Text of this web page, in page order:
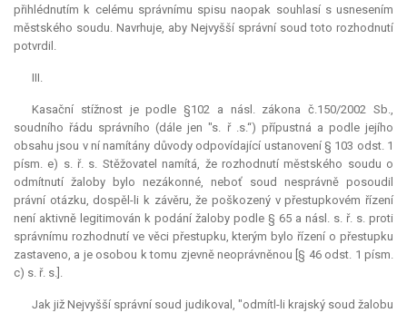
přihlédnutím k celému správnímu spisu naopak souhlasí s usnesením
městského soudu. Navrhuje, aby Nejvyšší správní soud toto rozhodnutí
potvrdil.
III.
Kasační stížnost je podle §102 a násl. zákona č.150/2002 Sb.,
soudního řádu správního (dále jen "s. ř .s.“) přípustná a podle jejího
obsahu jsou v ní namítány důvody odpovídající ustanovení § 103 odst. 1
písm. e) s. ř. s. Stěžovatel namítá, že rozhodnutí městského soudu o
odmítnutí žaloby bylo nezákonné, neboť soud nesprávně posoudil
právní otázku, dospěl-li k závěru, že poškozený v přestupkovém řízení
není aktivně legitimován k podání žaloby podle § 65 a násl. s. ř. s. proti
správnímu rozhodnutí ve věci přestupku, kterým bylo řízení o přestupku
zastaveno, a je osobou k tomu zjevně neoprávněnou [§ 46 odst. 1 písm.
c) s. ř. s.].
Jak již Nejvyšší správní soud judikoval, "odmítl-li krajský soud žalobu